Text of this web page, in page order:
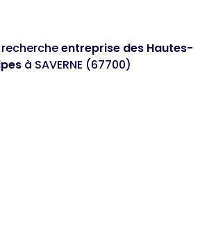
entreprise des Hautes-
à SAVERNE (67700)